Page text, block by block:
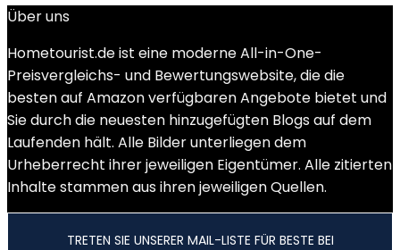
Über uns
Hometourist.de ist eine moderne All-in-One-
Preisvergleichs- und Bewertungswebsite, die die
besten auf Amazon verfügbaren Angebote bietet und
Sie durch die neuesten hinzugefügten Blogs auf dem
Laufenden hält. Alle Bilder unterliegen dem
Urheberrecht ihrer jeweiligen Eigentümer. Alle zitierten
Inhalte stammen aus ihren jeweiligen Quellen.
TRETEN SIE UNSERER MAIL-LISTE FÜR BESTE BEI